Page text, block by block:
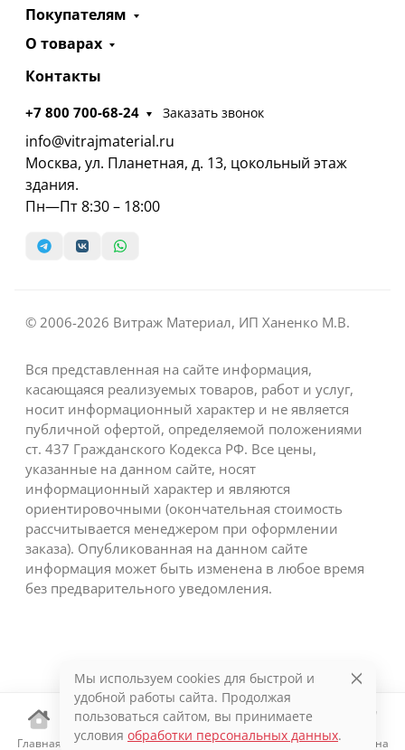
Главная Каталог Избранное Корзина
Покупателям
О товарах
Контакты
+7 800 700-68-24 Заказать звонок
info@vitrajmaterial.ru
Москва, ул. Планетная, д. 13, цокольный этаж
здания.
Пн—Пт 8:30 – 18:00
© 2006-2026 Витраж Материал, ИП Ханенко М.В.
Вся представленная на сайте информация,
касающаяся реализуемых товаров, работ и услуг,
носит информационный характер и не является
публичной офертой, определяемой положениями
ст. 437 Гражданского Кодекса РФ. Все цены,
указанные на данном сайте, носят
информационный характер и являются
ориентировочными (окончательная стоимость
рассчитывается менеджером при оформлении
заказа). Опубликованная на данном сайте
информация может быть изменена в любое время
без предварительного уведомления.
Мы используем cookies для быстрой и
удобной работы сайта. Продолжая
пользоваться сайтом, вы принимаете
условия обработки персональных данных.